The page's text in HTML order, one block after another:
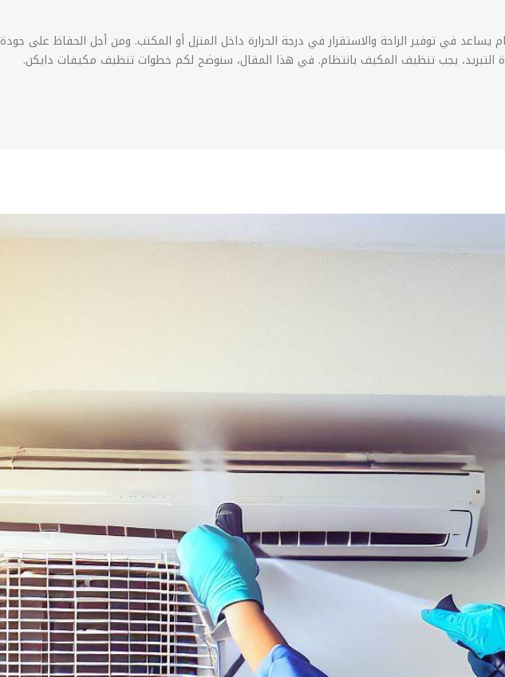
في توفير الراحة والاستقرار في درجة الحرارة داخل المنزل أو المكتب. ومن أجل الحفاظ على جودة
التبريد، يجب تنظيف المكيف بانتظام. في هذا المقال، سنوضح لكم خطوات تنظيف مكيفات دايكن.